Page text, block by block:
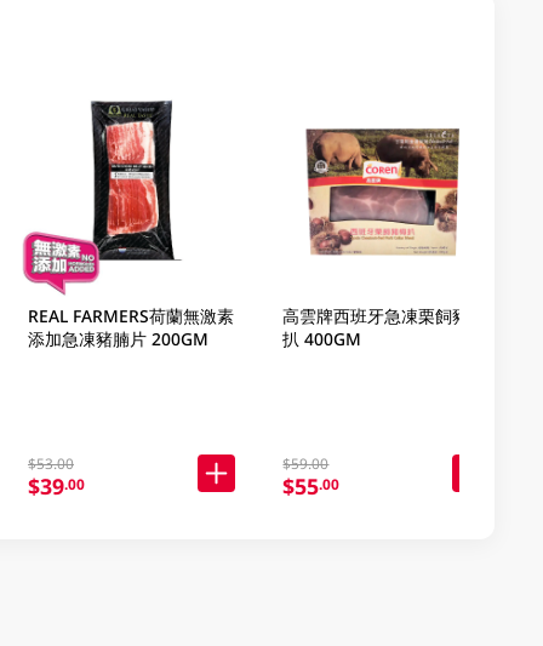
REAL FARMERS荷蘭無激素
添加急凍豬腩片 200GM
$53.00
$39.00
高雲牌西班牙急凍栗飼豬梅
扒 400GM
$59.00
$55.00